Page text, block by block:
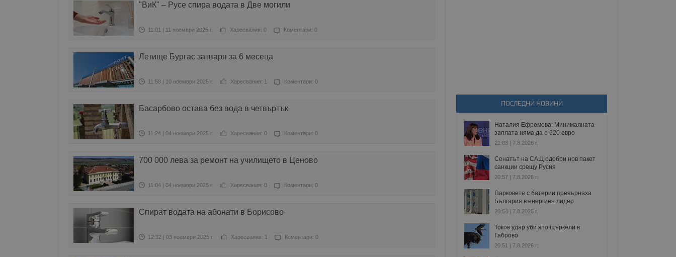
"ВиК" – Русе спира водата в Две могили
11:01 | 11 ноември 2025 г. Харесвания: 0 Коментари: 0
Летище Бургас затваря за 6 месеца
11:58 | 10 ноември 2025 г. Харесвания: 1 Коментари: 0
Басарбово остава без вода в четвъртък
11:24 | 04 ноември 2025 г. Харесвания: 0 Коментари: 0
700 000 лева за ремонт на училището в Ценово
11:04 | 04 ноември 2025 г. Харесвания: 0 Коментари: 0
Спират водата на абонати в Борисово
12:32 | 03 ноември 2025 г. Харесвания: 1 Коментари: 0
ПОСЛЕДНИ НОВИНИ
Наталия Ефремова: Минималната
заплата няма да е 620 евро
21:03 | 7.8.2026 г.
Сенатът на САЩ одобри нов пакет
санкции срещу Русия
20:57 | 7.8.2026 г.
Парковете с батерии превърнаха
България в енергиен лидер
20:54 | 7.8.2026 г.
Токов удар уби ято щъркели в
Габрово
20:51 | 7.8.2026 г.